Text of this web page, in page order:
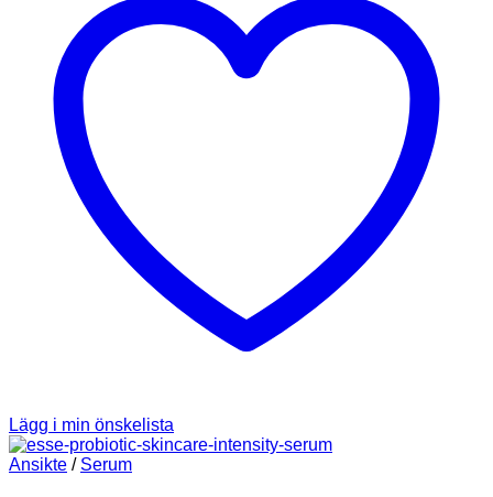
Lägg i min önskelista
Ansikte / Serum